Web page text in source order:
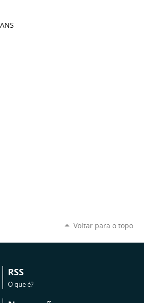
Voltar para o topo
RSS
O que é?